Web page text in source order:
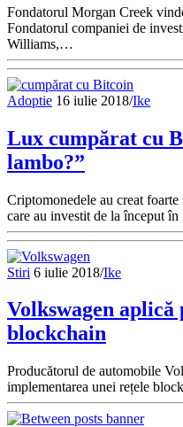
Fondatorul Morgan Creek
Fondatorul companiei de
Williams,…
Adoptie 16 iulie 2018/Ike
Lux cumpărat cu
lambo?”
Criptomonedele au creat
care au investit de la început
Stiri 6 iulie 2018/Ike
Volkswagen
blockchain
Producătorul de automobile
implementarea unei rețele